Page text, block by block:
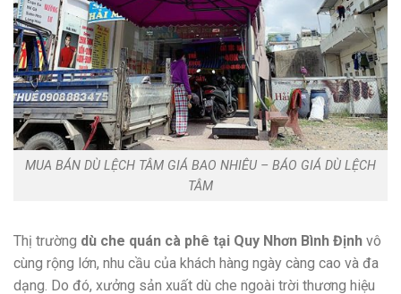
MUA BÁN DÙ LỆCH TÂM GIÁ BAO NHIÊU – BÁO GIÁ DÙ LỆCH
TÂM
Thị trường dù che quán cà phê tại Quy Nhơn Bình Định vô
cùng rộng lớn, nhu cầu của khách hàng ngày càng cao và đa
dạng. Do đó, xưởng sản xuất dù che ngoài trời thương hiệu